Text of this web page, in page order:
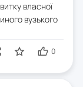
власної
вузького
0